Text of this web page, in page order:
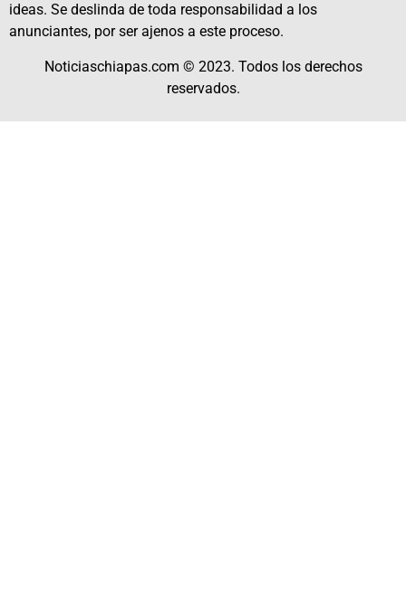
ideas. Se deslinda de toda responsabilidad a los
anunciantes, por ser ajenos a este proceso.
Noticiaschiapas.com © 2023. Todos los derechos
reservados.